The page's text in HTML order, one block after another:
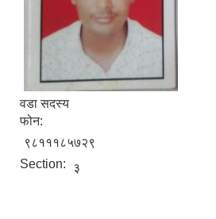
वडा सदस्य
फोन:
९८१११८५७२९
Section:
३